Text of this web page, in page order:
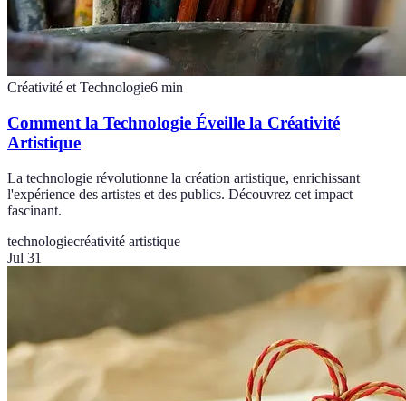
Créativité et Technologie6 min
Comment la Technologie Éveille la Créativité
Artistique
La technologie révolutionne la création artistique, enrichissant
l'expérience des artistes et des publics. Découvrez cet impact
fascinant.
technologiecréativité artistique
Jul 31